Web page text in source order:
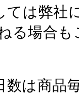
ては弊社
る場合
は商品